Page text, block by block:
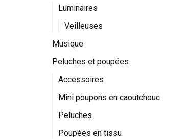
Luminaires
Veilleuses
Musique
Peluches et poupées
Accessoires
Mini poupons en caoutchouc
Peluches
Poupées en tissu